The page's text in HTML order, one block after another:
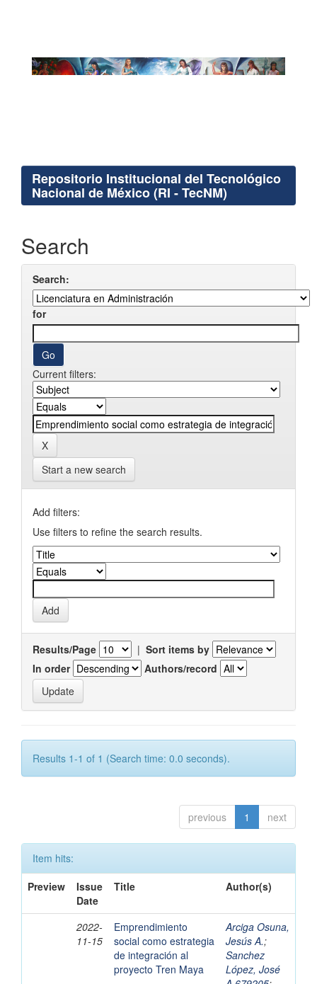
Repositorio Institucional del Tecnológico
Nacional de México (RI - TecNM)
Search
Search:
for
Current filters:
Start a new search
Add filters:
Use filters to refine the search results.
Results/Page | Sort items by
In order
Authors/record
Results 1-1 of 1 (Search time: 0.0 seconds).
previous 1 next
Item hits:
Preview
Issue
Date
Title Author(s)
2022-
11-15
Emprendimiento
social como estrategia
de integración al
proyecto Tren Maya
Arciga Osuna,
Jesús A.;
Sanchez
López, José